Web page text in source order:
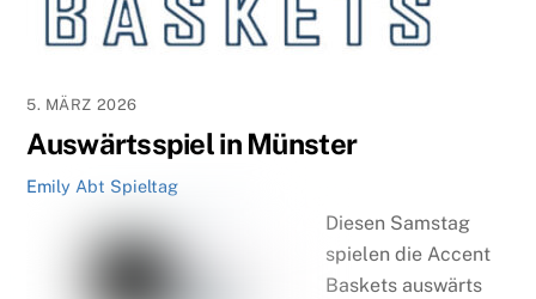
5. MÄRZ 2026
Auswärtsspiel in Münster
Emily Abt Spieltag
Diesen Samstag
spielen die Accent
Baskets auswärts